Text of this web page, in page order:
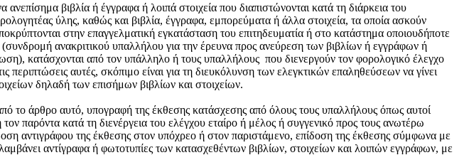
βιβλία ή έγγραφα ή λοιπά στοιχεία που διαπιστώνονται κατά τη διάρκεια του
ύλης, καθώς και βιβλία, έγγραφα, εμπορεύματα ή άλλα στοιχεία, τα οποία ασκούν
στην επαγγελματική εγκατάσταση του επιτηδευματία ή στο κατάστημα οποιουδήποτε
ανακριτικού υπαλλήλου για την έρευνα προς ανεύρεση των βιβλίων ή εγγράφων ή
κατάσχονται από τον υπάλληλο ή τους υπαλλήλους που διενεργούν τον φορολογικό έλεγχο
αυτές, σκόπιμο είναι για τη διευκόλυνση των ελεγκτικών επαληθεύσεων να γίνει
δηλαδή των επισήμων βιβλίων και στοιχείων.
το άρθρο αυτό, υπογραφή της έκθεσης κατάσχεσης από όλους τους υπαλλήλους όπως αυτοί
παρόντα κατά τη διενέργεια του ελέγχου εταίρο ή μέλος ή συγγενικό προς τους ανωτέρω
αντιγράφου της έκθεσης στον υπόχρεο ή στον παριστάμενο, επίδοση της έκθεσης σύμφωνα με
αντίγραφα ή φωτοτυπίες των κατασχεθέντων βιβλίων, στοιχείων και λοιπών εγγράφων, με